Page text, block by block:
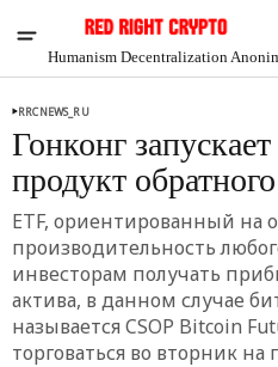
Humanism Decentralization
RRCNEWS_RU
Гонконг
продукт
ETF, ориентированный на
производительность
инвесторам получать
актива, в данном случае
называется CSOP Bitcoin
торговаться во вторник